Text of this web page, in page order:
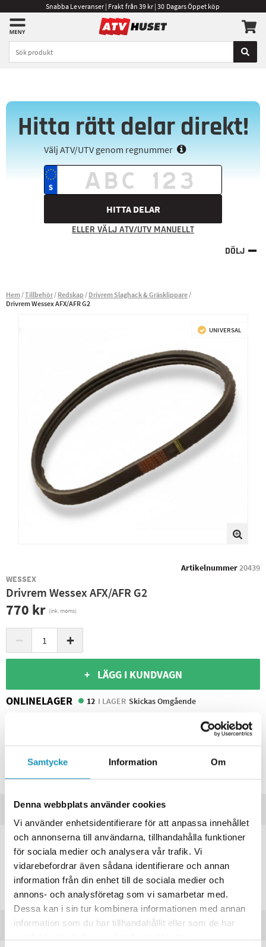
Samtycke Information Om
Denna webbplats använder cookies
Vi använder enhetsidentifierare för att anpassa innehållet
och annonserna till användarna, tillhandahålla funktioner
för sociala medier och analysera vår trafik. Vi
vidarebefordrar även sådana identifierare och annan
information från din enhet till de sociala medier och
annons- och analysföretag som vi samarbetar med.
Dessa kan i sin tur kombinera informationen med annan
information som du har tillhandahållit eller som de har
Snabba Leveranser | Frakt från 39 kr | 30 Dagars Öppet köp
Hitta rätt delar direkt!
Välj ATV/UTV genom regnummer
HITTA DELAR
ELLER VÄLJ ATV/UTV MANUELLT
DÖLJ
Hem Tillbehör Redskap
Drivrem Slaghack & Gräsklippare
Drivrem Wessex AFX/AFR G2
UNIVERSAL
Artikelnummer20439
WESSEX
Drivrem Wessex AFX/AFR G2
770 kr (ink. moms)
− +
+ LÄGG I KUNDVAGN
ONLINELAGER
12 I LAGER Skickas Omgående
Spara produkt
Frågor om produkten?
Produktinformation
Drivrem för Wessex AFX/AFR G2-modeller.
Kilrem för 3-kilat remhjul
3-delad, ersätter 3 individuella remmar. (Ersätter WX-3934)
Recensioner